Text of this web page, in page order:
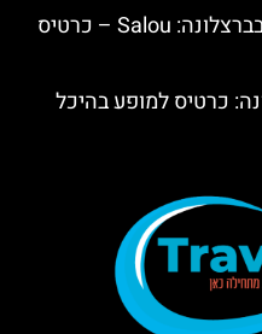
פארק המים PortAventura בברצלונה: Salou – כרטיס
כרטיס למופע בהיכל